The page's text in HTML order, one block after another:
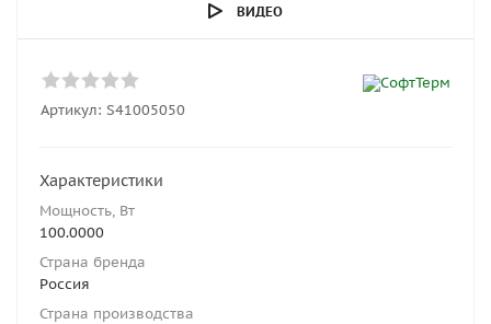
ВИДЕО
Артикул: S41005050
Характеристики
Мощность, Вт
100.0000
Страна бренда
Россия
Страна производства